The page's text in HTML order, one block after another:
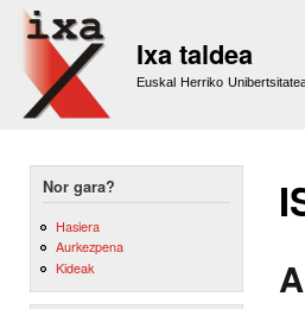
Ixa taldea
Euskal Herriko
Nor gara?
Hasiera
Aurkezpena
Kideak